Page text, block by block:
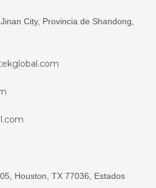
City, Provincia de Shandong,
Houston, TX 77036, Estados